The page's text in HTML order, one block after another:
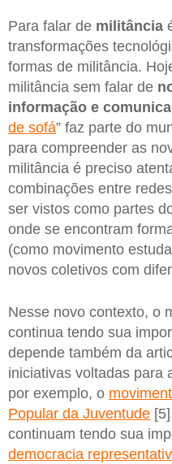
Para falar de militância
transformações
formas de militância.
militância sem falar de
informação e
de sofá” faz parte do
para compreender as
militância é preciso
combinações entre
ser vistos como partes
onde se encontram
(como movimento
novos coletivos com
Nesse novo contexto, o
continua tendo sua
depende também da
iniciativas voltadas para
por exemplo, o
Popular da Juventude
continuam tendo sua
democracia